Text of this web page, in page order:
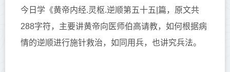
今日学《黄帝内经.灵枢.逆顺第五十五|篇，原文共
288字符，主要讲黄帝向医师伯高请教，如何根据病
情的逆顺进行施针救治，如同用兵，也讲究兵法。